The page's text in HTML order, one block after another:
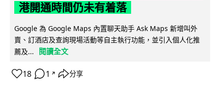
港開通時間仍未有着落
Google 為 Google Maps 內置聊天助手 Ask Maps 新增叫外
賣、訂酒店及查詢現場活動等自主執行功能，並引入個人化推
薦及...
閱讀全文
18 1 ↗ 分享